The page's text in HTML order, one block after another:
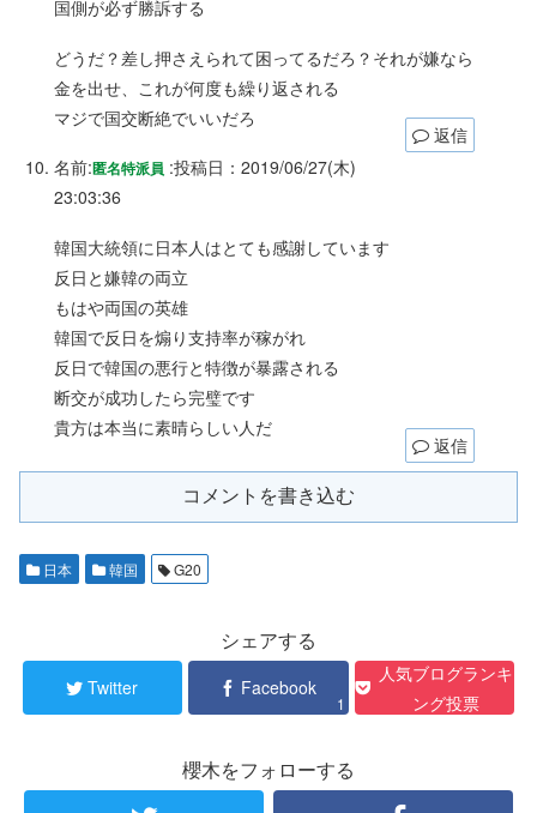
国側が必ず勝訴する
どうだ？差し押さえられて困ってるだろ？それが嫌なら
金を出せ、これが何度も繰り返される
マジで国交断絶でいいだろ
返信
名前:匿名特派員 :投稿日：2019/06/27(木)
23:03:36
韓国大統領に日本人はとても感謝しています
反日と嫌韓の両立
もはや両国の英雄
韓国で反日を煽り支持率が稼がれ
反日で韓国の悪行と特徴が暴露される
断交が成功したら完璧です
貴方は本当に素晴らしい人だ
返信
コメントを書き込む
日本 韓国 G20
シェアする
Twitter Facebook
1
人気ブログランキ
ング投票
櫻木をフォローする